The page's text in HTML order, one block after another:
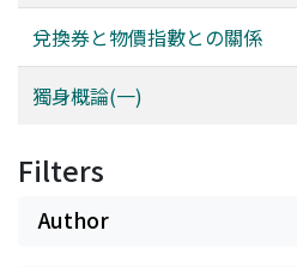
兌換券と物價指數との關係
獨身概論(一)
Filters
Author